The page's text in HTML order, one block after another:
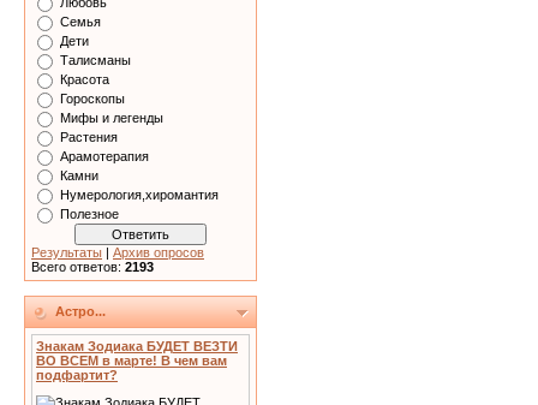
Семья
Дети
Талисманы
Красота
Гороскопы
Мифы и легенды
Растения
Арамотерапия
Камни
Нумерология,хиромантия
Полезное
Результаты | Архив опросов
Всего ответов: 2193
Астро...
Знакам Зодиака БУДЕТ ВЕЗТИ
ВО ВСЕМ в марте! В чем вам
подфартит?